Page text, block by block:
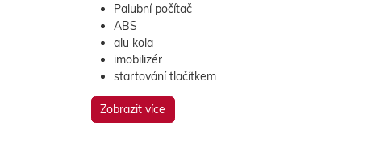
Palubní počítač
ABS
alu kola
imobilizér
startování tlačítkem
Zobrazit více